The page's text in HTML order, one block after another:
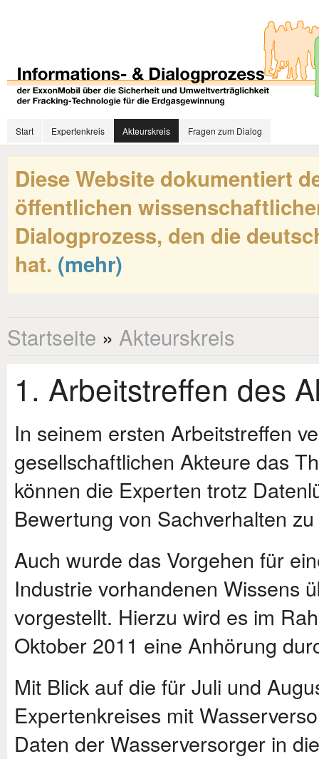
Start Expertenkreis Akteurskreis Fragen zum Dialog
Diese Website dokumentiert
öffentlichen
Dialogprozess, den die
hat. (mehr)
Startseite » Akteurskreis
1. Arbeitstreffen des
In seinem ersten Arbeitstreffen
gesellschaftlichen Akteure das
können die Experten trotz
Bewertung von Sachverhalten
Auch wurde das Vorgehen für
Industrie vorhandenen Wissens
vorgestellt. Hierzu wird es im
Oktober 2011 eine Anhörung
Mit Blick auf die für Juli und
Expertenkreises mit
Daten der Wasserversorger in